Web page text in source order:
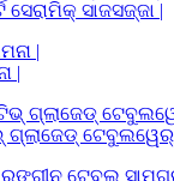
ସାଜସଜ୍ଜା |
|
ଟେବୁଲୱେର୍